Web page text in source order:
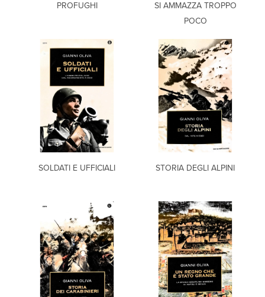
PROFUGHI
SI AMMAZZA TROPPO
POCO
SOLDATI E UFFICIALI STORIA DEGLI ALPINI